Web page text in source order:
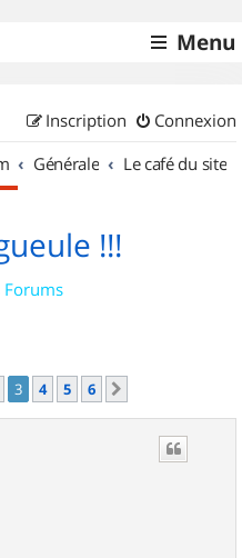
Menu
Connexion
Inscription
Générale Le café du site
!!!
Forums
3 4 5 6